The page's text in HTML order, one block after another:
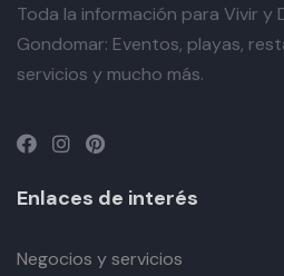
Toda la información para Vivir y
Gondomar: Eventos, playas,
servicios y mucho más.
Enlaces de interés
Negocios y servicios